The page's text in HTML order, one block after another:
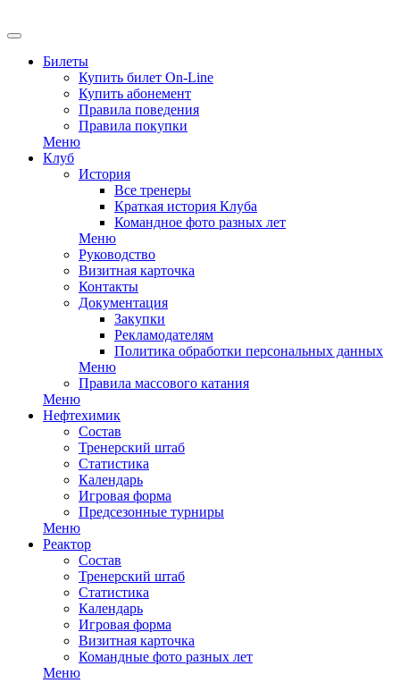
Билеты
Купить билет On-Line
Купить абонемент
Правила поведения
Правила покупки
Меню
Клуб
История
Все тренеры
Краткая история Клуба
Командное фото разных лет
Меню
Руководство
Визитная карточка
Контакты
Документация
Закупки
Рекламодателям
Политика обработки персональных данных
Меню
Правила массового катания
Меню
Нефтехимик
Состав
Тренерский штаб
Статистика
Календарь
Игровая форма
Предсезонные турниры
Меню
Реактор
Состав
Тренерский штаб
Статистика
Календарь
Игровая форма
Визитная карточка
Командные фото разных лет
Меню